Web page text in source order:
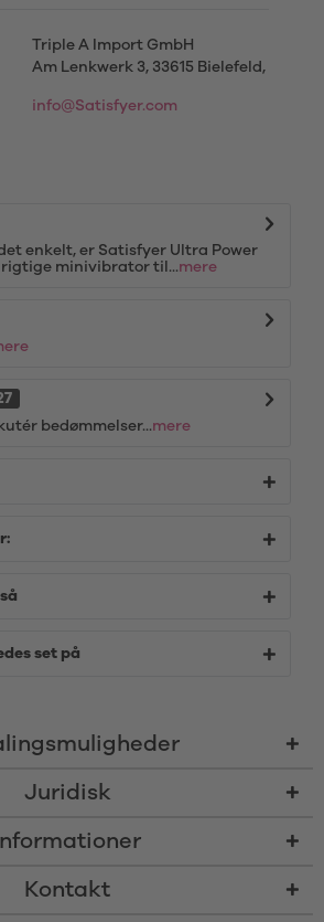
Triple A Import GmbH
Am Lenkwerk 3, 33615 Bielefeld,
info@Satisfyer.com
enkelt, er Satisfyer Ultra Power
rigtige minivibrator til...mere
bedømmelser...mere
set på
Juridisk
Informationer
Kontakt